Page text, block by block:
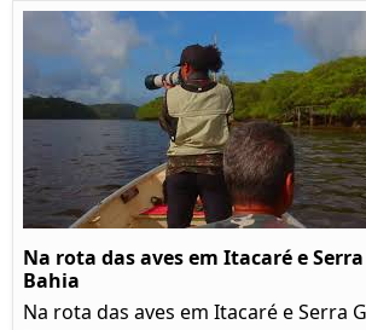
Na rota das aves em Itacaré e
Bahia
Na rota das aves em Itacaré e Serra